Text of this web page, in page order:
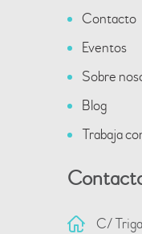
Contacto
Eventos
Sobre
Blog
Trabaja
C/